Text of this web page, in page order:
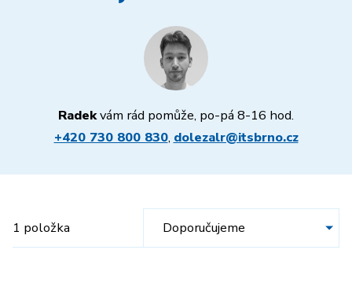
Radekvám rád pomůže, po-pá 8-16 hod.
+420 730 800 830, dolezalr@itsbrno.cz
1 položka